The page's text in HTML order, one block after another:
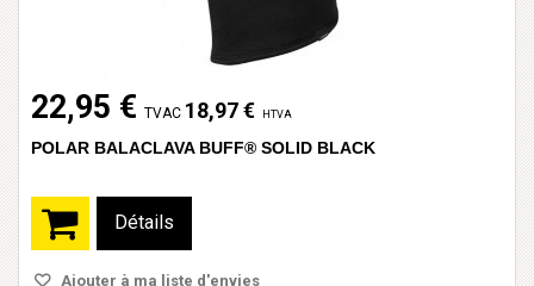
22,95 € TVAC 18,97 € HTVA
POLAR BALACLAVA BUFF® SOLID BLACK
Détails
Ajouter à ma liste d'envies